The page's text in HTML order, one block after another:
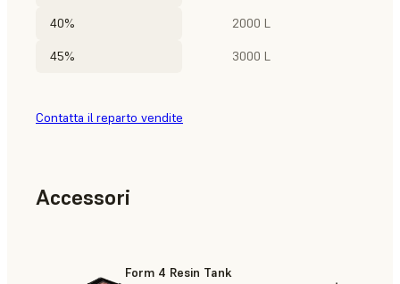
40% 2000 L
45% 3000 L
Contatta il reparto vendite
Accessori
Form 4 Resin Tank